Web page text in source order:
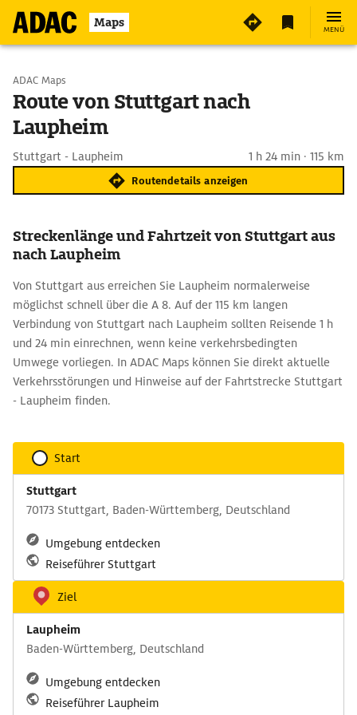
Maps MENÜ
Start wählen
Ziel eingeben
ADAC Maps
Route von Stuttgart nach
Laupheim
Stuttgart - Laupheim 1 h 24 min · 115 km
Routendetails anzeigen
Streckenlänge und Fahrtzeit von Stuttgart aus
nach Laupheim
Von Stuttgart aus erreichen Sie Laupheim normalerweise
möglichst schnell über die A 8. Auf der 115 km langen
Verbindung von Stuttgart nach Laupheim sollten Reisende 1 h
und 24 min einrechnen, wenn keine verkehrsbedingten
Umwege vorliegen. In ADAC Maps können Sie direkt aktuelle
Verkehrsstörungen und Hinweise auf der Fahrtstrecke Stuttgart
- Laupheim finden.
Start
Stuttgart
70173 Stuttgart, Baden-Württemberg, Deutschland
Umgebung entdecken
Reiseführer Stuttgart
Ziel
Laupheim
Baden-Württemberg, Deutschland
Umgebung entdecken
Reiseführer Laupheim